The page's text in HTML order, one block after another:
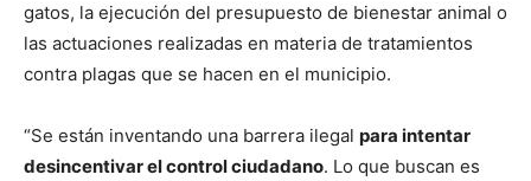
gatos, la ejecución del presupuesto de bienestar animal o
las actuaciones realizadas en materia de tratamientos
contra plagas que se hacen en el municipio.
“Se están inventando una barrera ilegal para intentar
desincentivar el control ciudadano. Lo que buscan es